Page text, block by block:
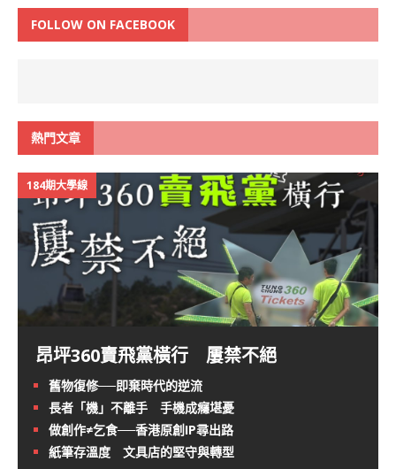
FOLLOW ON FACEBOOK
熱門文章
184期大學線
昂坪360賣飛黨橫行 屢禁不絕
舊物復修──即棄時代的逆流
長者「機」不離手 手機成癮堪憂
做創作≠乞食──香港原創IP尋出路
紙筆存溫度 文具店的堅守與轉型